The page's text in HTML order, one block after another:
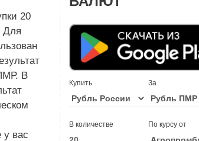
20
Для
В
у вас
Купить За
В количестве По курсу от